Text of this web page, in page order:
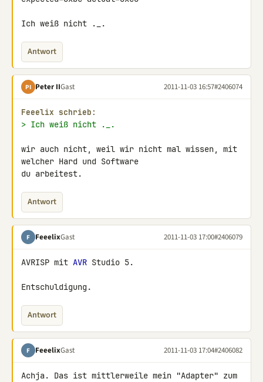
Ich weiß nicht ._.
Antwort
PI Peter IIGast 2011-11-03 16:57#2406074
Feeelix schrieb:
> Ich weiß nicht ._.
wir auch nicht, weil wir nicht mal wissen, mit
welcher Hard und Software
du arbeitest.
Antwort
F FeeelixGast 2011-11-03 17:00#2406079
AVRISP mit AVR Studio 5.
Entschuldigung.
Antwort
F FeeelixGast 2011-11-03 17:04#2406082
Achja. Das ist mittlerweile mein "Adapter" zum